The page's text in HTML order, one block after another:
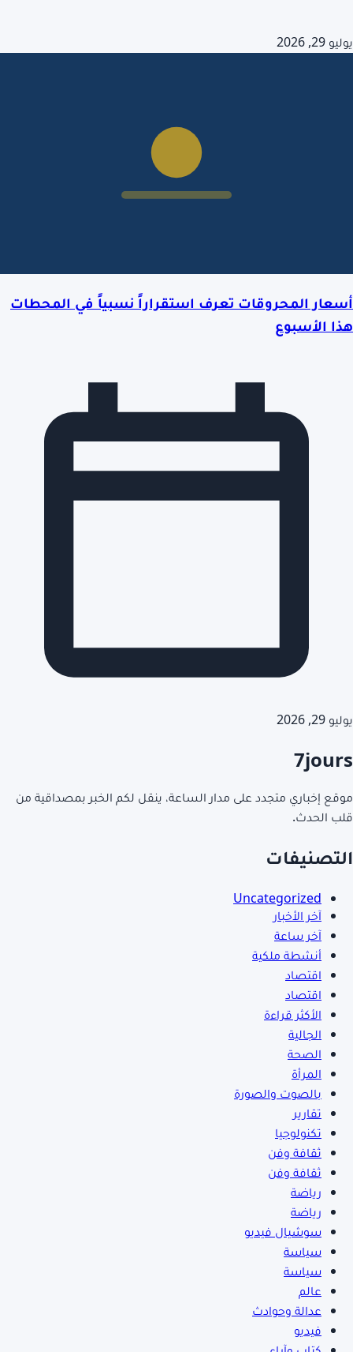
يوليو 29, 2026
أسعار المحروقات تعرف استقراراً نسبياً في المحطات
هذا الأسبوع
يوليو 29, 2026
7jours
موقع إخباري متجدد على مدار الساعة، ينقل لكم الخبر بمصداقية من
قلب الحدث.
التصنيفات
Uncategorized
آخر الأخبار
آخر ساعة
أنشطة ملكية
اقتصاد
اقتصاد
الأكثر قراءة
الجالية
الصحة
المرأة
بالصوت والصورة
تقارير
تكنولوجيا
ثقافة وفن
ثقافة وفن
رياضة
رياضة
سوشيال فيديو
سياسة
سياسة
عالم
عدالة وحوادث
فيديو